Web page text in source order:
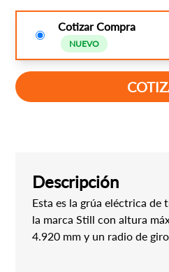
Cotizar Compra
NUEVO
Descripción
Esta es la grúa eléctrica de
la marca Still con altura
4.920 mm y un radio de